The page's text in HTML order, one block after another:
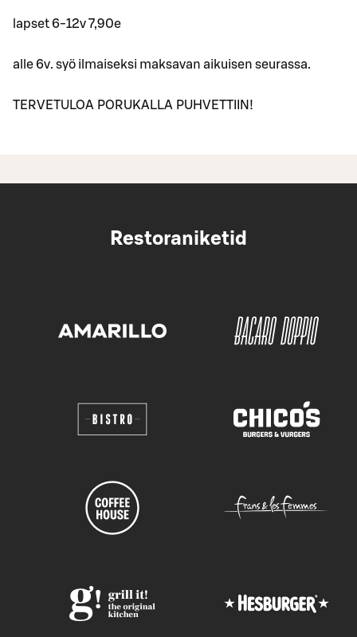
lapset 6-12v 7,90e
alle 6v. syö ilmaiseksi maksavan aikuisen seurassa.
TERVETULOA PORUKALLA PUHVETTIIN!
Restoraniketid